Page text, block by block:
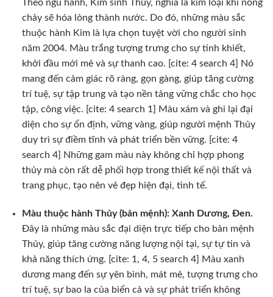
Theo ngũ hành, Kim sinh Thủy, nghĩa là kim loại khi nóng
chảy sẽ hóa lỏng thành nước. Do đó, những màu sắc
thuộc hành Kim là lựa chọn tuyệt vời cho người sinh
năm 2004. Màu trắng tượng trưng cho sự tinh khiết,
khởi đầu mới mẻ và sự thanh cao. [cite: 4 search 4] Nó
mang đến cảm giác rõ ràng, gọn gàng, giúp tăng cường
trí tuệ, sự tập trung và tạo nền tảng vững chắc cho học
tập, công việc. [cite: 4 search 1] Màu xám và ghi lại đại
diện cho sự ổn định, vững vàng, giúp người mệnh Thủy
duy trì sự điềm tĩnh và phát triển bền vững. [cite: 4
search 4] Những gam màu này không chỉ hợp phong
thủy mà còn rất dễ phối hợp trong thiết kế nội thất và
trang phục, tạo nên vẻ đẹp hiện đại, tinh tế.
Màu thuộc hành Thủy (bản mệnh): Xanh Dương, Đen.
Đây là những màu sắc đại diện trực tiếp cho bản mệnh
Thủy, giúp tăng cường năng lượng nội tại, sự tự tin và
khả năng thích ứng. [cite: 1, 4, 5 search 4] Màu xanh
dương mang đến sự yên bình, mát mẻ, tượng trưng cho
trí tuệ, sự bao la của biển cả và sự phát triển không